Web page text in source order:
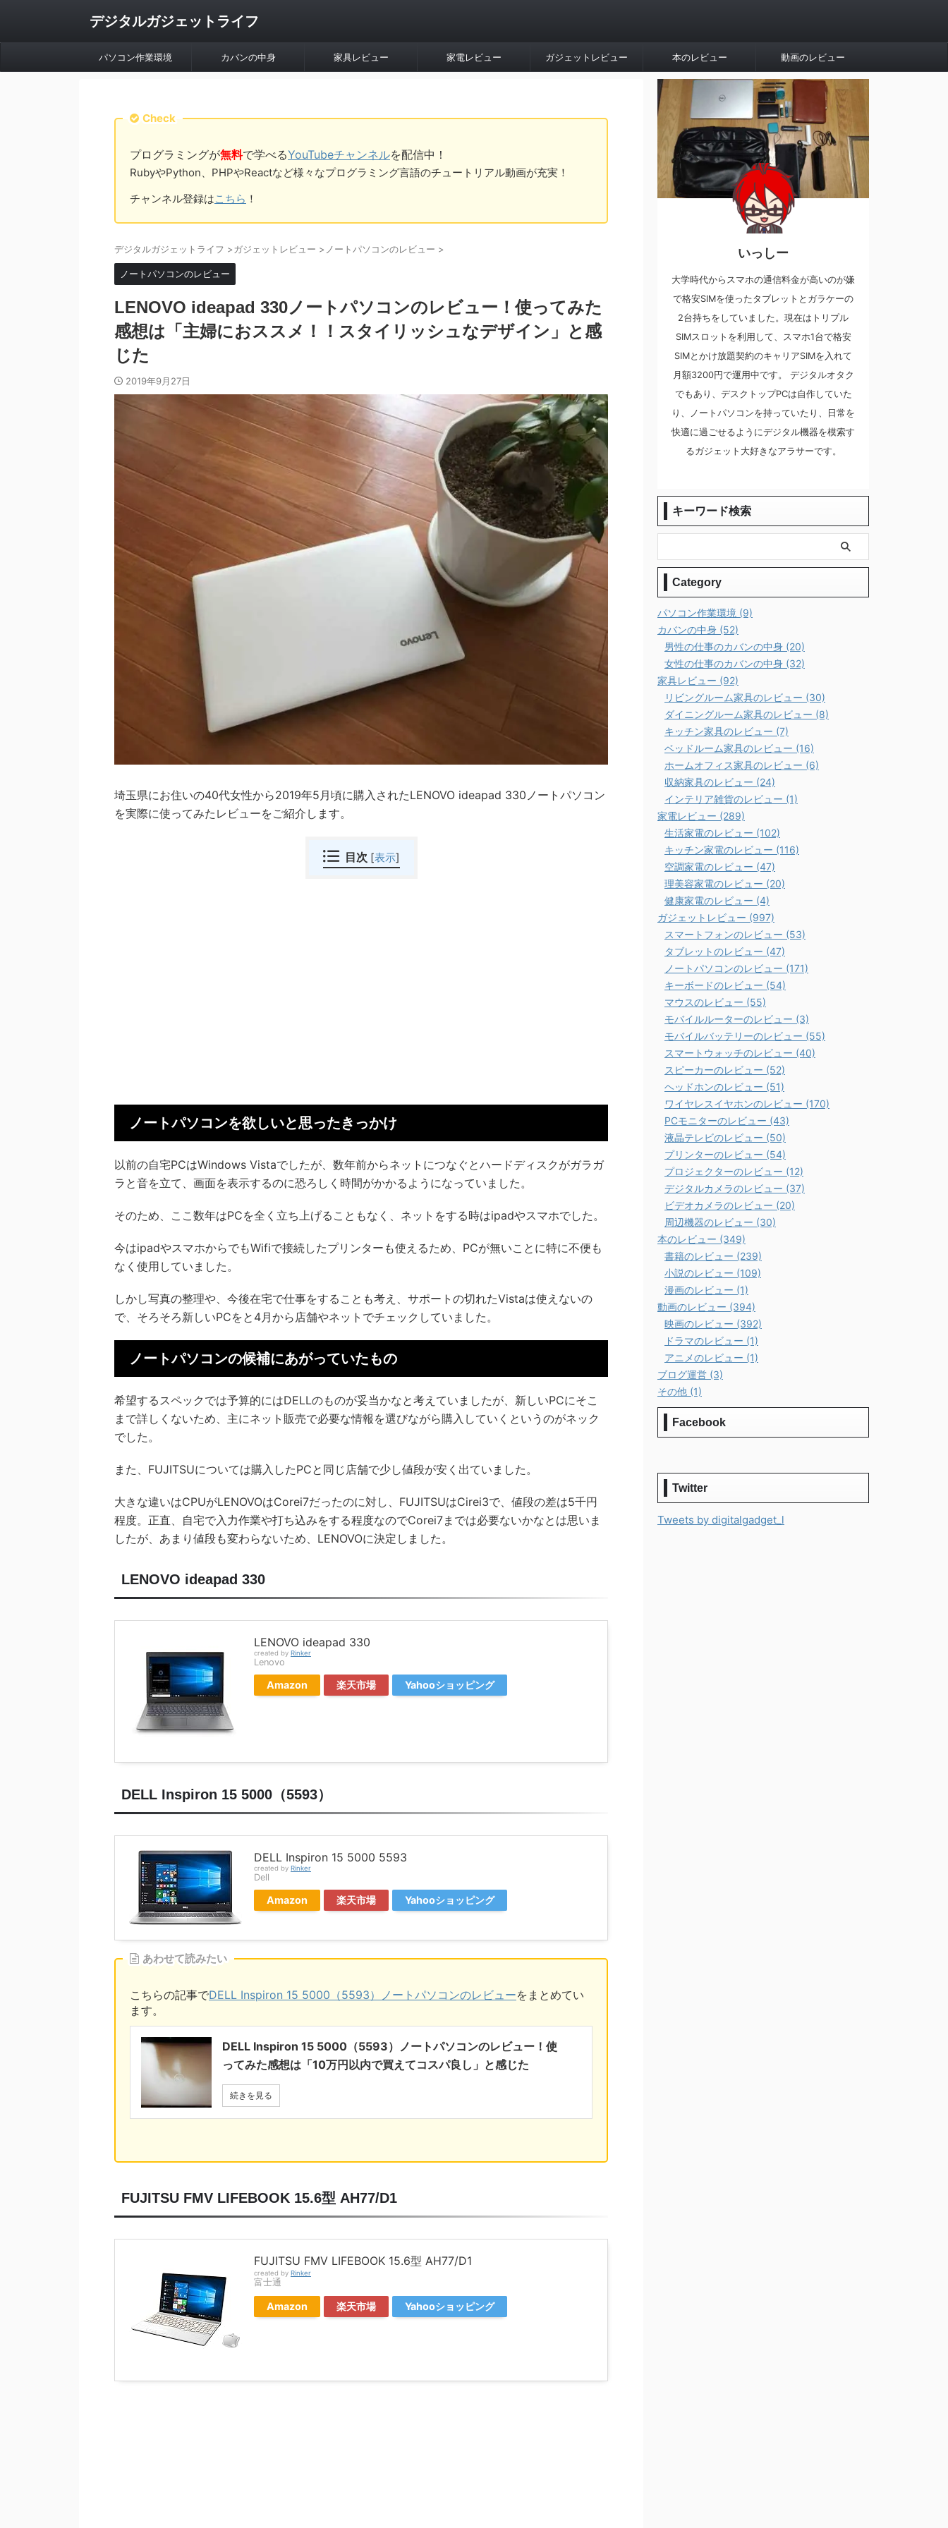
デジタルガジェットライフ
パソコン作業環境 カバンの中身 家具レビュー 家電レビュー ガジェットレビュー 本のレビュー 動画のレビュー
Check
プログラミングが無料で学べるYouTubeチャンネルを配信中！
RubyやPython、PHPやReactなど様々なプログラミング言語のチュートリアル動画が充実！
チャンネル登録はこちら ！
デジタルガジェットライフ >ガジェットレビュー > ノートパソコンのレビュー >
ノートパソコンのレビュー
LENOVO ideapad 330ノートパソコンのレビュー！使ってみた
感想は「主婦におススメ！！スタイリッシュなデザイン」と感
じた
2019年9月27日
埼玉県にお住いの40代女性から2019年5月頃に購入されたLENOVO ideapad 330ノートパソコン
を実際に使ってみたレビューをご紹介します。
目次 [表示]
ノートパソコンを欲しいと思ったきっかけ
以前の自宅PCはWindows Vistaでしたが、数年前からネットにつなぐとハードディスクがガラガ
ラと音を立て、画面を表示するのに恐ろしく時間がかかるようになっていました。
そのため、ここ数年はPCを全く立ち上げることもなく、ネットをする時はipadやスマホでした。
今はipadやスマホからでもWifiで接続したプリンターも使えるため、PCが無いことに特に不便も
なく使用していました。
しかし写真の整理や、今後在宅で仕事をすることも考え、サポートの切れたVistaは使えないの
で、そろそろ新しいPCをと4月から店舗やネットでチェックしていました。
ノートパソコンの候補にあがっていたもの
希望するスペックでは予算的にはDELLのものが妥当かなと考えていましたが、新しいPCにそこ
まで詳しくないため、主にネット販売で必要な情報を選びながら購入していくというのがネック
でした。
また、FUJITSUについては購入したPCと同じ店舗で少し値段が安く出ていました。
大きな違いはCPUがLENOVOはCorei7だったのに対し、FUJITSUはCirei3で、値段の差は5千円
程度。正直、自宅で入力作業や打ち込みをする程度なのでCorei7までは必要ないかなとは思いま
したが、あまり値段も変わらないため、LENOVOに決定しました。
LENOVO ideapad 330
LENOVO ideapad 330
created by Rinker
Lenovo
Amazon 楽天市場 Yahooショッピング
DELL Inspiron 15 5000（5593）
DELL Inspiron 15 5000 5593
created by Rinker
Dell
Amazon 楽天市場 Yahooショッピング
あわせて読みたい
こちらの記事でDELL Inspiron 15 5000（5593）ノートパソコンのレビューをまとめてい
ます。
DELL Inspiron 15 5000（5593）ノートパソコンのレビュー！使
ってみた感想は「10万円以内で買えてコスパ良し」と感じた
続きを見る
FUJITSU FMV LIFEBOOK 15.6型 AH77/D1
FUJITSU FMV LIFEBOOK 15.6型 AH77/D1
created by Rinker
富士通
Amazon 楽天市場 Yahooショッピング
いっしー
大学時代からスマホの通信料金が高いのが嫌
で格安SIMを使ったタブレットとガラケーの
2台持ちをしていました。現在はトリプル
SIMスロットを利用して、スマホ1台で格安
SIMとかけ放題契約のキャリアSIMを入れて
月額3200円で運用中です。 デジタルオタク
でもあり、デスクトップPCは自作していた
り、ノートパソコンを持っていたり、日常を
快適に過ごせるようにデジタル機器を模索す
るガジェット大好きなアラサーです。
キーワード検索
Category
パソコン作業環境 (9)
カバンの中身 (52)
男性の仕事のカバンの中身 (20)
女性の仕事のカバンの中身 (32)
家具レビュー (92)
リビングルーム家具のレビュー (30)
ダイニングルーム家具のレビュー (8)
キッチン家具のレビュー (7)
ベッドルーム家具のレビュー (16)
ホームオフィス家具のレビュー (6)
収納家具のレビュー (24)
インテリア雑貨のレビュー (1)
家電レビュー (289)
生活家電のレビュー (102)
キッチン家電のレビュー (116)
空調家電のレビュー (47)
理美容家電のレビュー (20)
健康家電のレビュー (4)
ガジェットレビュー (997)
スマートフォンのレビュー (53)
タブレットのレビュー (47)
ノートパソコンのレビュー (171)
キーボードのレビュー (54)
マウスのレビュー (55)
モバイルルーターのレビュー (3)
モバイルバッテリーのレビュー (55)
スマートウォッチのレビュー (40)
スピーカーのレビュー (52)
ヘッドホンのレビュー (51)
ワイヤレスイヤホンのレビュー (170)
PCモニターのレビュー (43)
液晶テレビのレビュー (50)
プリンターのレビュー (54)
プロジェクターのレビュー (12)
デジタルカメラのレビュー (37)
ビデオカメラのレビュー (20)
周辺機器のレビュー (30)
本のレビュー (349)
書籍のレビュー (239)
小説のレビュー (109)
漫画のレビュー (1)
動画のレビュー (394)
映画のレビュー (392)
ドラマのレビュー (1)
アニメのレビュー (1)
ブログ運営 (3)
その他 (1)
Facebook
Twitter
Tweets by digitalgadget_l